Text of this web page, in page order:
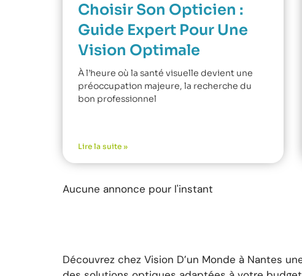
Choisir Son Opticien :
Guide Expert Pour Une
Vision Optimale
À l’heure où la santé visuelle devient une
préoccupation majeure, la recherche du
bon professionnel
Lire la suite »
Aucune annonce pour l'instant
Découvrez chez Vision D’un Monde à Nantes